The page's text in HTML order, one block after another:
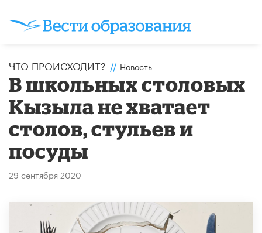
ЧТО ПРОИСХОДИТ? // Новость
В школьных столовых
Кызыла не хватает
столов, стульев и
посуды
29 сентября 2020